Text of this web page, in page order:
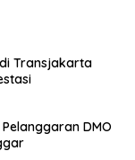
Transjakarta
DMO